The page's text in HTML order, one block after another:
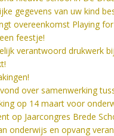
gegevens van uw kind
overeenkomst Playing for
feestje!
verantwoord drukwerk
over samenwerking
op 14 maart voor
op Jaarcongres Brede
onderwijs en opvang